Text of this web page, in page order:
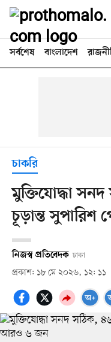
সর্বশেষ বাংলাদেশ
চাকরি
মুক্তিযোদ্ধা
চূড়ান্ত
নিজস্ব প্রতিবেদক ঢাকা
প্রকাশ: ১৮ মে ২০২৬, ১২: ১১